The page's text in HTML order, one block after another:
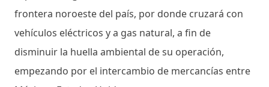
frontera noroeste del país, por donde cruzará con
vehículos eléctricos y a gas natural, a fin de
disminuir la huella ambiental de su operación,
empezando por el intercambio de mercancías entre